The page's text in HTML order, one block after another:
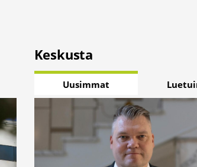
Keskusta
Uusimmat